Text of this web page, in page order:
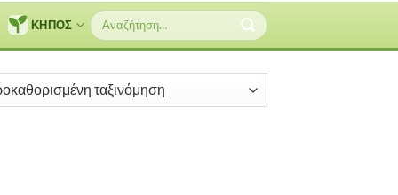
ΚΗΠΟΣ
Αναζήτηση
για: